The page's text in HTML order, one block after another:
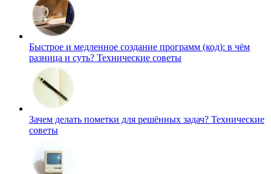
Быстрое и медленное создание программ (код): в чём
разница и суть? Технические советы
Зачем делать пометки для решённых задач? Технические
советы